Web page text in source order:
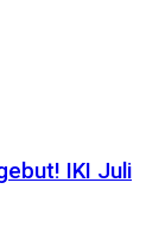
IKI Juli